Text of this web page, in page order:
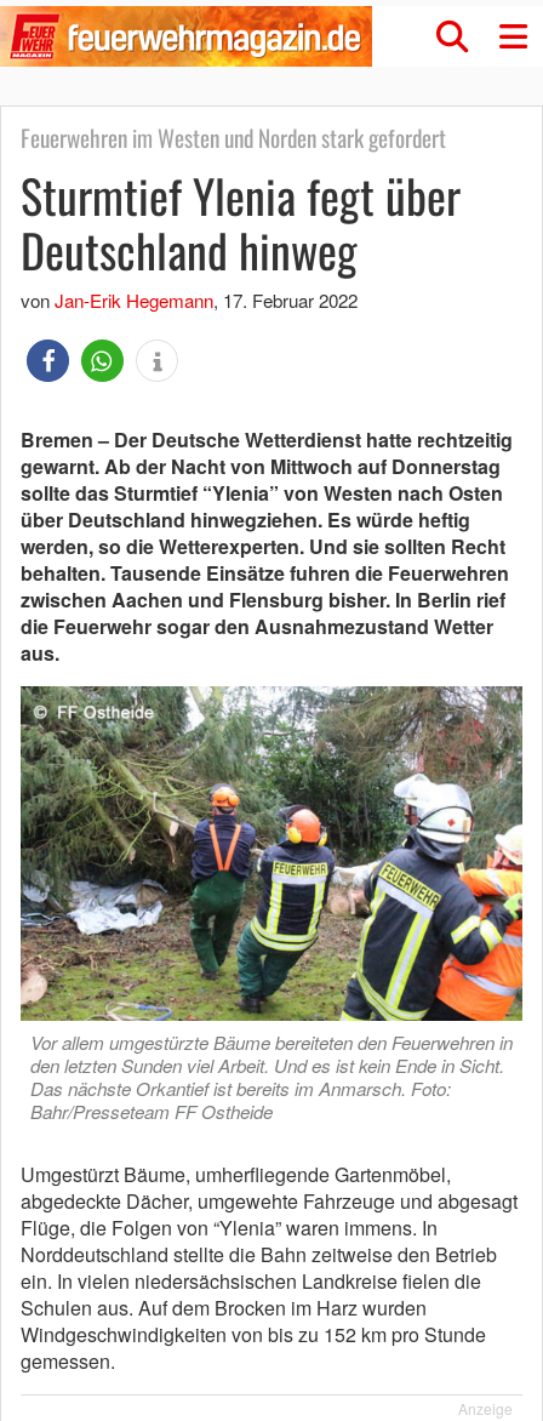
Feuerwehren im Westen und Norden stark gefordert
Sturmtief Ylenia fegt über
Deutschland hinweg
vonJan-Erik Hegemann, 17. Februar 2022
Bremen – Der Deutsche Wetterdienst hatte rechtzeitig
gewarnt. Ab der Nacht von Mittwoch auf Donnerstag
sollte das Sturmtief “Ylenia” von Westen nach Osten
über Deutschland hinwegziehen. Es würde heftig
werden, so die Wetterexperten. Und sie sollten Recht
behalten. Tausende Einsätze fuhren die Feuerwehren
zwischen Aachen und Flensburg bisher. In Berlin rief
die Feuerwehr sogar den Ausnahmezustand Wetter
aus.
Vor allem umgestürzte Bäume bereiteten den Feuerwehren in
den letzten Sunden viel Arbeit. Und es ist kein Ende in Sicht.
Das nächste Orkantief ist bereits im Anmarsch. Foto:
Bahr/Presseteam FF Ostheide
Umgestürzt Bäume, umherfliegende Gartenmöbel,
abgedeckte Dächer, umgewehte Fahrzeuge und abgesagt
Flüge, die Folgen von “Ylenia” waren immens. In
Norddeutschland stellte die Bahn zeitweise den Betrieb
ein. In vielen niedersächsischen Landkreise fielen die
Schulen aus. Auf dem Brocken im Harz wurden
Windgeschwindigkeiten von bis zu 152 km pro Stunde
gemessen.
Anzeige